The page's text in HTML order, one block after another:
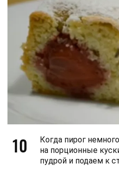
10
Когда пирог
на порционные
пудрой и подаем к